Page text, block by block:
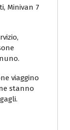
Minivan 7
viaggino
stanno